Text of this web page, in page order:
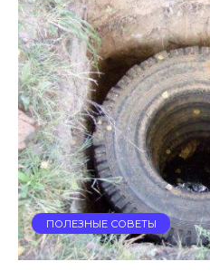
ПОЛЕЗНЫЕ СОВЕТЫ